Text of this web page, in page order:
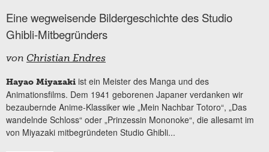
Eine wegweisende Bildergeschichte des Studio
Ghibli-Mitbegründers
von Christian Endres
Hayao Miyazaki ist ein Meister des Manga und des
Animationsfilms. Dem 1941 geborenen Japaner verdanken wir
bezaubernde Anime-Klassiker wie „Mein Nachbar Totoro“, „Das
wandelnde Schloss“ oder „Prinzessin Mononoke“, die allesamt im
von Miyazaki mitbegründeten Studio Ghibli...